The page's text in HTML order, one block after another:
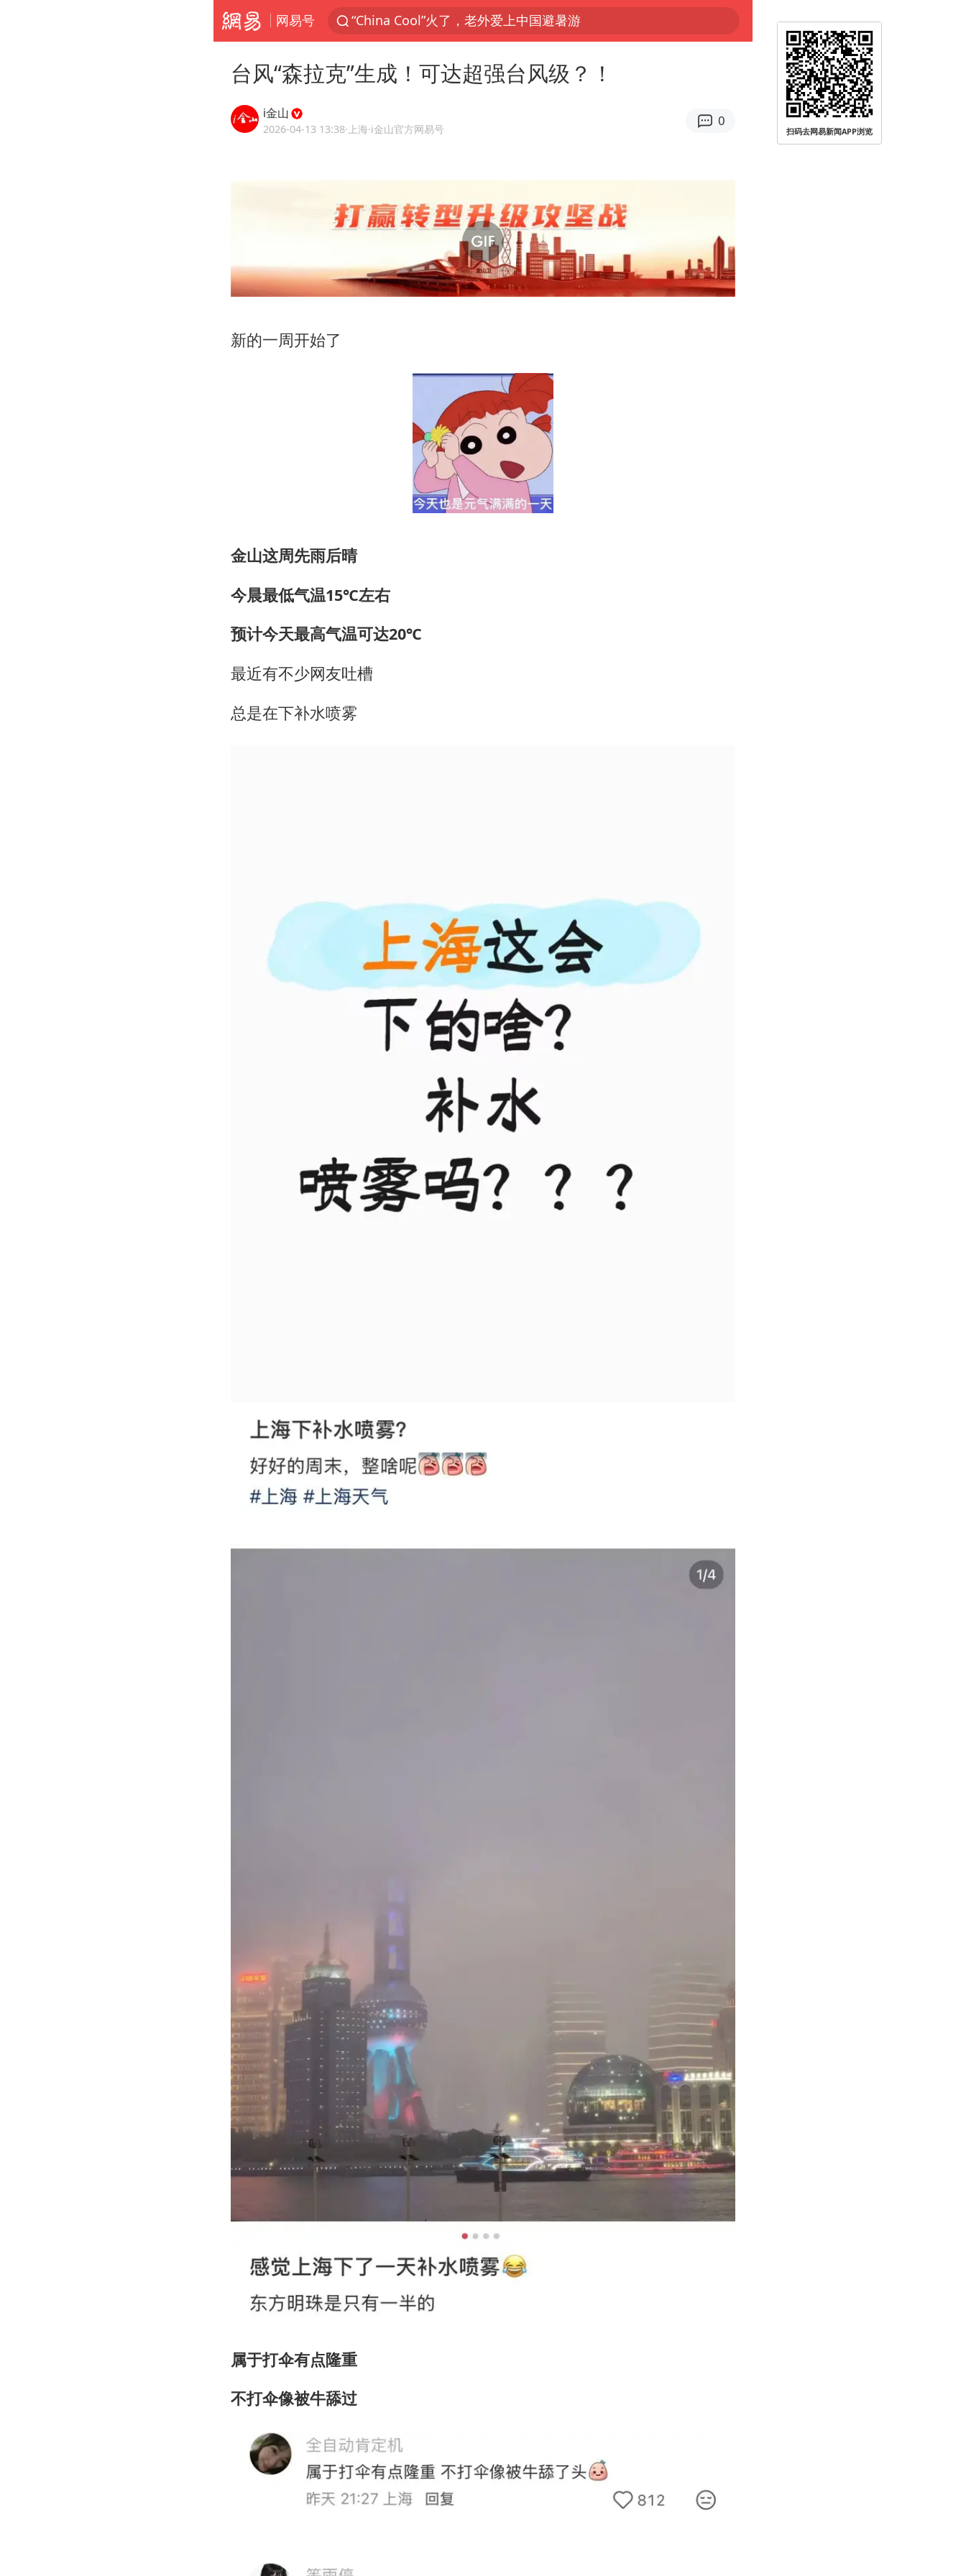
网易号
香港宏福苑火灾或由烟头引起
以媒：穆杰塔巴被紧急送医情况危急
泰国初中生饮弹自尽前开了26枪
陕西柞水泥石流已致2死 仍有1人失联
店主称换“青海拉面”招牌后生意更好
22岁女生独闯南太行失联12天
今年第二强台风将带来多大影响
张本智和：零封向鹏不意外
浙江最强风雨时段已锁定
万岁山接盘烂尾恒大文旅城
老人被城管撞倒后离世亲属质疑记录仪
习近平心系体育强国建设
台风“森拉克”生成！可达超强台风级？！
i金山
2026-04-13 13:38·上海·i金山官方网易号
0
新的一周开始了
金山这周先雨后晴
今晨最低气温15℃左右
预计今天最高气温可达20℃
最近有不少网友吐槽
总是在下补水喷雾
属于打伞有点隆重
不打伞像被牛舔过
扫码去网易新闻APP浏览